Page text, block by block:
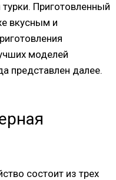
Приготовленный
вкусным и
моделей
представлен далее.
состоит из трех